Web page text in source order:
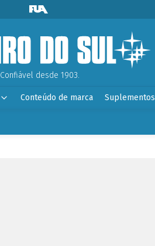
Confiável desde 1903.
Conteúdo de marca Suplementos